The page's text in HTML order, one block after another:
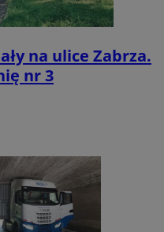
na ulice Zabrza.
nr 3